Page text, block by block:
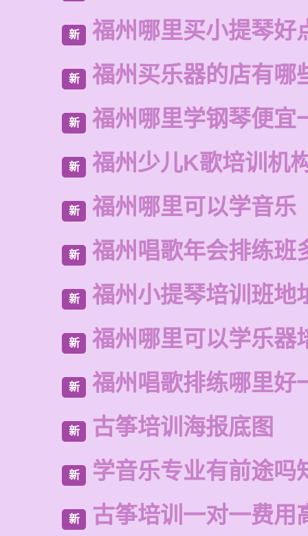
新 福州哪里买小提琴好
新 福州买乐器的店有哪
新 福州哪里学钢琴便宜
新 福州少儿K歌培训机
新 福州哪里可以学音乐
新 福州唱歌年会排练班
新 福州小提琴培训班地
新 福州哪里可以学乐器
新 福州唱歌排练哪里好
新 古筝培训海报底图
新 学音乐专业有前途吗
新 古筝培训一对一费用